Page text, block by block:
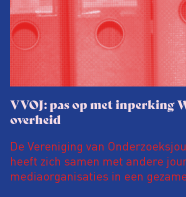
VVOJ: pas op met inperking
overheid
De Vereniging van
heeft zich samen met andere
mediaorganisaties in een